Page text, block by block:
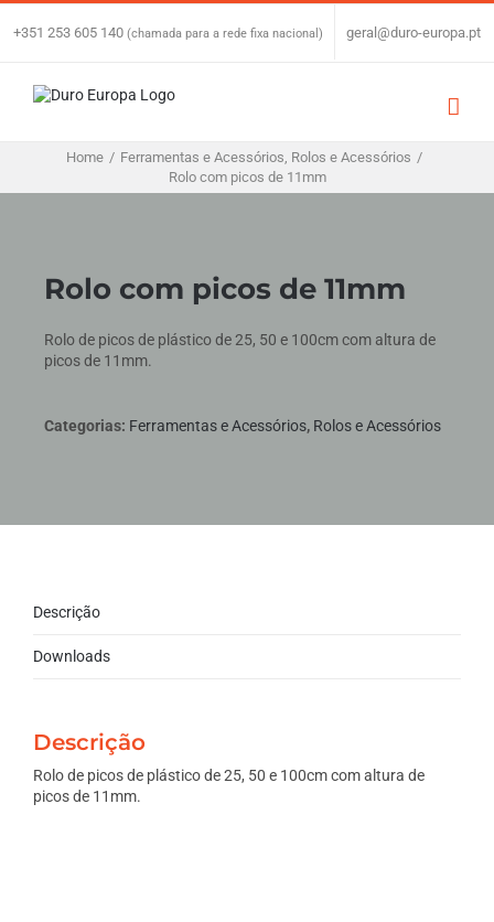
Skip
+351 253 605 140 (chamada para a rede fixa nacional) geral@duro-europa.pt
Home / Ferramentas e Acessórios, Rolos e Acessórios /
Rolo com picos de 11mm
Rolo com picos de 11mm
Rolo de picos de plástico de 25, 50 e 100cm com altura de
picos de 11mm.
Categorias: Ferramentas e Acessórios, Rolos e Acessórios
Descrição
Downloads
Descrição
Rolo de picos de plástico de 25, 50 e 100cm com altura de
picos de 11mm.